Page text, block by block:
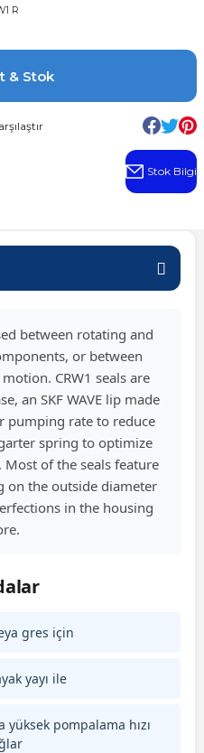
R
& Stok
Stok Bilgi
between rotating and
or between
CRW1 seals are
an SKF WAVE lip made
pumping rate to reduce
spring to optimize
of the seals feature
on the outside diameter
in the housing
gres için
yayı ile
pompalama hızı